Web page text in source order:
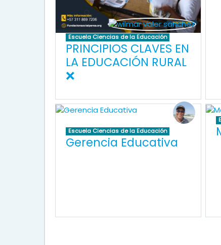
Escuela Ciencias de la Educación
PRINCIPIOS CLAVES EN
LA EDUCACIÓN RURAL
❌
Escuela Ciencias de la Educación
Gerencia Educativa